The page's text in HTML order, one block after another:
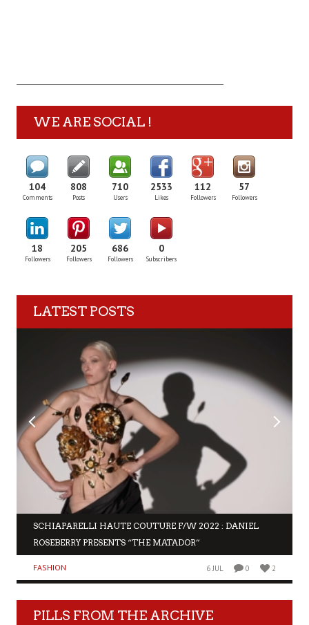
WE ARE SOCIAL !
104
Comments
808
Posts
710
Users
2533
Likes
112
Followers
57
Followers
18
Followers
205
Followers
686
Followers
0
Subscribers
LATEST POSTS
SCHIAPARELLI HAUTE COUTURE F/W 2022 : DANIEL
ROSEBERRY PRESENTS “THE MATADOR”
FASHION 6 JUL 0 2
PILLS FROM THE ARCHIVE